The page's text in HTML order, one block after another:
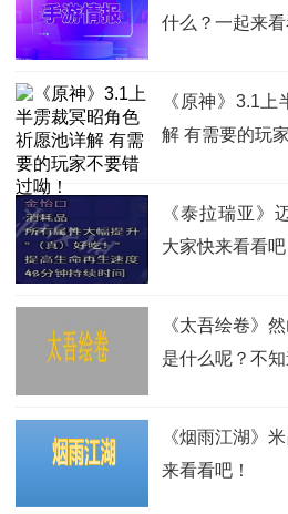
什么？一起来看
《原神》3.1
解 有需要的玩
《泰拉瑞亚》
大家快来看看吧
《太吾绘卷》
是什么呢？不
《烟雨江湖》
来看看吧！